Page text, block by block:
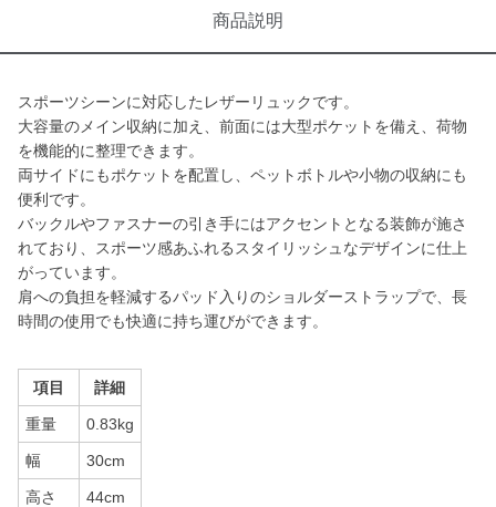
商品説明
スポーツシーンに対応したレザーリュックです。
大容量のメイン収納に加え、前面には大型ポケットを備え、荷物
を機能的に整理できます。
両サイドにもポケットを配置し、ペットボトルや小物の収納にも
便利です。
バックルやファスナーの引き手にはアクセントとなる装飾が施さ
れており、スポーツ感あふれるスタイリッシュなデザインに仕上
がっています。
肩への負担を軽減するパッド入りのショルダーストラップで、長
時間の使用でも快適に持ち運びができます。
項目 詳細
重量 0.83kg
幅 30cm
高さ 44cm